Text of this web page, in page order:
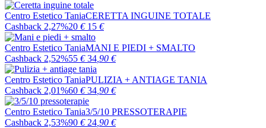
Centro Estetico TaniaCERETTA INGUINE TOTALE
Cashback 2,27%20 € 15 €
Centro Estetico TaniaMANI E PIEDI + SMALTO
Cashback 2,52%55 € 34 ,90 €
Centro Estetico TaniaPULIZIA + ANTIAGE TANIA
Cashback 2,01%60 € 34 ,90 €
Centro Estetico Tania3/5/10 PRESSOTERAPIE
Cashback 2,53%90 € 24 ,90 €